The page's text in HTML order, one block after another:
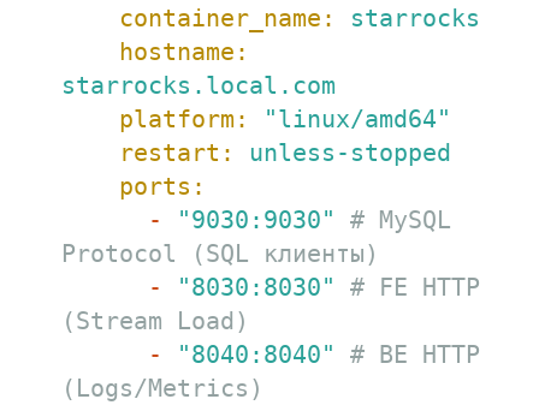
container_name:
starrocks
hostname:
starrocks.local.com
platform:
"linux/amd64"
restart:
unless-stopped
ports:
-
"9030:9030"
# MySQL
Protocol (SQL клиенты)
-
"8030:8030"
# FE HTTP
(Stream Load)
-
"8040:8040"
# BE HTTP
(Logs/Metrics)